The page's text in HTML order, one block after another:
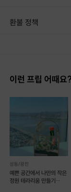
계산기와 저
환불 정책
이런 프립 어때요?
성동/광진
예쁜 공간에서 나만의 작은
정원 테라리움 만들기